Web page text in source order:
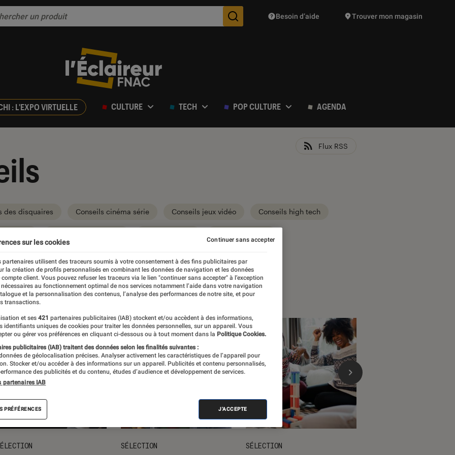
Des suggestions de produits vont vous être proposées
Besoin d’aide Trouver mon magasin
: L'EXPO VIRTUELLE CULTURE TECH POP CULTURE AGENDA
Flux RSS
des disquaires Conseils cinéma série Conseils jeux vidéo Conseils high tech
SÉLECTION SÉLECTION
sur les cookies
partenaires utilisent des traceurs soumis à votre consentement à des fins publicitaires par
la création de profils personnalisés en combinant les données de navigation et les données
compte client. Vous pouvez refuser les traceurs via le lien "continuer sans accepter" à l’exception
au fonctionnement optimal de nos services notamment l’aide dans votre navigation
et la personnalisation des contenus, l’analyse des performances de notre site, et pour
transactions.
et ses 421 partenaires publicitaires (IAB) stockent et/ou accèdent à des informations,
identifiants uniques de cookies pour traiter les données personnelles, sur un appareil. Vous
ou gérer vos préférences en cliquant ci-dessous ou à tout moment dans la Politique Cookies.
publicitaires (IAB) traitent des données selon les finalités suivantes :
de géolocalisation précises. Analyser activement les caractéristiques de l’appareil pour
Stocker et/ou accéder à des informations sur un appareil. Publicités et contenu personnalisés,
des publicités et du contenu, études d’audience et développement de services.
partenaires IAB
PRÉFÉRENCES J'ACCEPTE
Continuer sans accepter